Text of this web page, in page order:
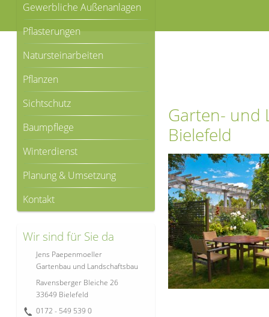
Garten- und
Bielefeld
Gewerbliche Außenanlagen
Pflasterungen
Natursteinarbeiten
Pflanzen
Sichtschutz
Baumpflege
Winterdienst
Planung & Umsetzung
Kontakt
Wir sind für Sie da
Jens Paepenmoeller
Gartenbau und Landschaftsbau
Ravensberger Bleiche 26
33649 Bielefeld
0172 - 549 539 0